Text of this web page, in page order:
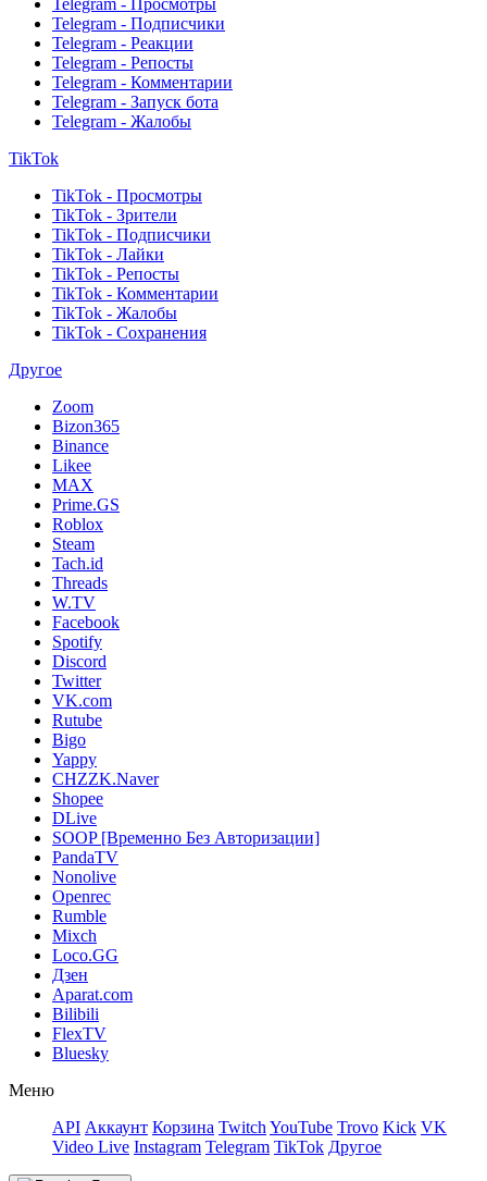
Telegram - Просмотры
Telegram - Подписчики
Telegram - Реакции
Telegram - Репосты
Telegram - Комментарии
Telegram - Запуск бота
Telegram - Жалобы
TikTok
TikTok - Просмотры
TikTok - Зрители
TikTok - Подписчики
TikTok - Лайки
TikTok - Репосты
TikTok - Комментарии
TikTok - Жалобы
TikTok - Сохранения
Другое
Zoom
Bizon365
Binance
Likee
MAX
Prime.GS
Roblox
Steam
Tach.id
Threads
W.TV
Facebook
Spotify
Discord
Twitter
VK.com
Rutube
Bigo
Yappy
CHZZK.Naver
Shopee
DLive
SOOP [Временно Без Авторизации]
PandaTV
Nonolive
Openrec
Rumble
Mixch
Loco.GG
Дзен
Aparat.com
Bilibili
FlexTV
Bluesky
Меню
API Аккаунт Корзина Twitch YouTube Trovo Kick VK
Video Live Instagram Telegram TikTok Другое